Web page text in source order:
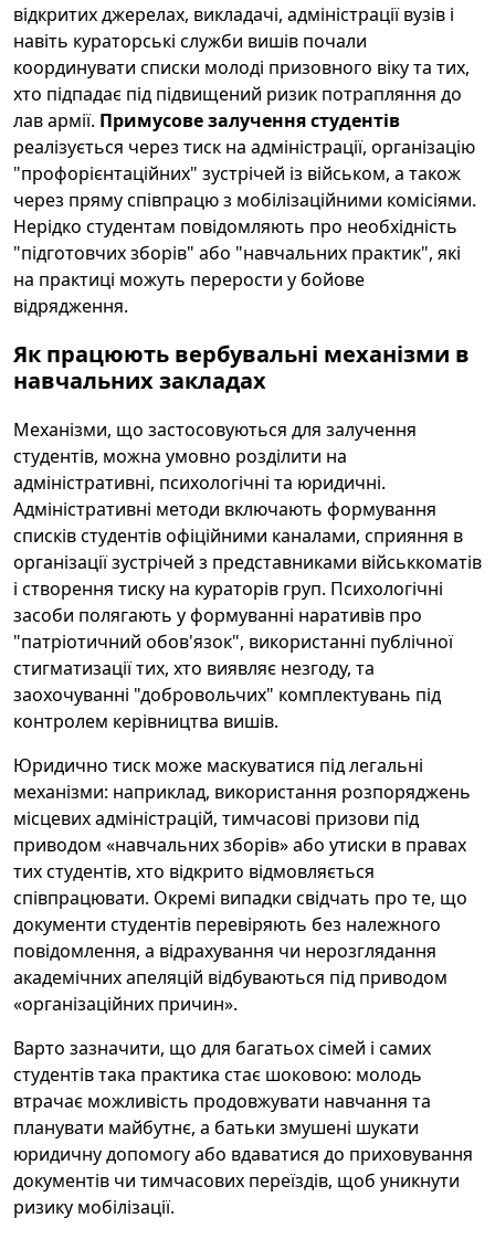
відкритих джерелах, викладачі, адміністрації вузів і
навіть кураторські служби вишів почали
координувати списки молоді призовного віку та тих,
хто підпадає під підвищений ризик потрапляння до
лав армії. Примусове залучення студентів
реалізується через тиск на адміністрації, організацію
"профорієнтаційних" зустрічей із військом, а також
через пряму співпрацю з мобілізаційними комісіями.
Нерідко студентам повідомляють про необхідність
"підготовчих зборів" або "навчальних практик", які
на практиці можуть перерости у бойове
відрядження.
Як працюють вербувальні механізми в
навчальних закладах
Механізми, що застосовуються для залучення
студентів, можна умовно розділити на
адміністративні, психологічні та юридичні.
Адміністративні методи включають формування
списків студентів офіційними каналами, сприяння в
організації зустрічей з представниками військкоматів
і створення тиску на кураторів груп. Психологічні
засоби полягають у формуванні наративів про
"патріотичний обов'язок", використанні публічної
стигматизації тих, хто виявляє незгоду, та
заохочуванні "добровольчих" комплектувань під
контролем керівництва вишів.
Юридично тиск може маскуватися під легальні
механізми: наприклад, використання розпоряджень
місцевих адміністрацій, тимчасові призови під
приводом «навчальних зборів» або утиски в правах
тих студентів, хто відкрито відмовляється
співпрацювати. Окремі випадки свідчать про те, що
документи студентів перевіряють без належного
повідомлення, а відрахування чи нерозглядання
академічних апеляцій відбуваються під приводом
«організаційних причин».
Варто зазначити, що для багатьох сімей і самих
студентів така практика стає шоковою: молодь
втрачає можливість продовжувати навчання та
планувати майбутнє, а батьки змушені шукати
юридичну допомогу або вдаватися до приховування
документів чи тимчасових переїздів, щоб уникнути
ризику мобілізації.